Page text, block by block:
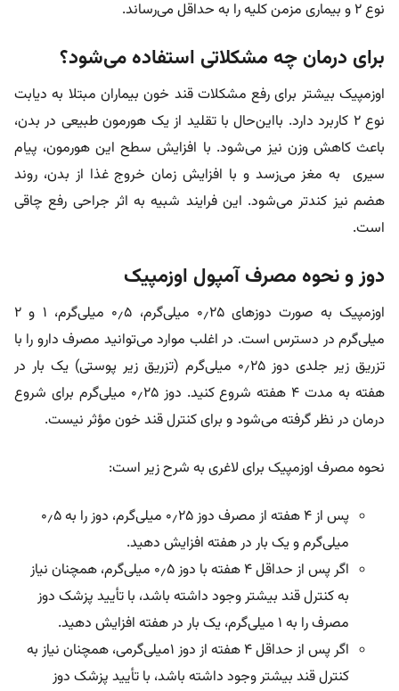
نوع ۲ و بیماری مزمن کلیه را به حداقل می‌رساند.
برای درمان چه مشکلاتی استفاده می‌شود؟
اوزمپیک بیشتر برای رفع مشکلات قند خون بیماران مبتلا به دیابت
نوع ۲ کاربرد دارد. با‌این‌حال با تقلید از یک هورمون طبیعی در بدن،
باعث کاهش وزن نیز می‌شود. با افزایش سطح این هورمون، پیام
سیری به مغز می‌زسد و با افزایش زمان خروج غذا از بدن، روند
هضم نیز کندتر می‌شود. این فرایند شبیه به اثر جراحی رفع چاقی
است.
دوز و نحوه مصرف آمپول اوزمپیک
اوزمپیک به صورت دوزهای ۰٫۲۵ میلی‌گرم، ۰٫۵ میلی‌گرم، ۱ و ۲
میلی‌گرم در دسترس است. در اغلب موارد می‌توانید مصرف دارو را با
تزریق زیر جلدی دوز ۰٫۲۵ میلی‌گرم (تزریق زیر پوستی) یک بار در
هفته به مدت ۴ هفته شروع کنید. دوز ۰٫۲۵ میلی‌گرم برای شروع
درمان در نظر گرفته می‌شود و برای کنترل قند خون مؤثر نیست.
نحوه مصرف اوزمپیک برای لاغری به شرح زیر است:
پس از ۴ هفته از مصرف دوز ۰٫۲۵ میلی‌گرم، دوز را به ۰٫۵
میلی‌گرم و یک بار در هفته افزایش دهید.
اگر پس از حداقل ۴ هفته با دوز ۰٫۵ میلی‌گرم، همچنان نیاز
به کنترل قند بیشتر وجود داشته باشد، با تأیید پزشک دوز
مصرف را به ۱ میلی‌گرم، یک بار در هفته افزایش دهید.
اگر پس از حداقل ۴ هفته از دوز ۱میلی‌گرمی، همچنان نیاز به
کنترل قند بیشتر وجود داشته باشد، با تأیید پزشک دوز